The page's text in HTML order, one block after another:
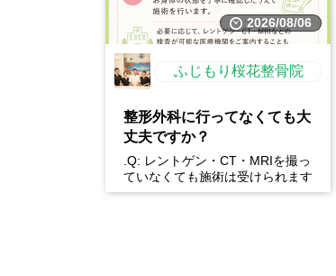
2026/08/06
ふじもり桜花整骨院
整形外科に行ってなくても大
丈夫ですか？
.Q: レントゲン・CT・MRIを撮っ
ていなくても施術は受けられます
か？A: はい、受けられます。お